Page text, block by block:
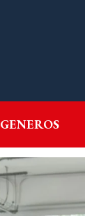
GENEROS